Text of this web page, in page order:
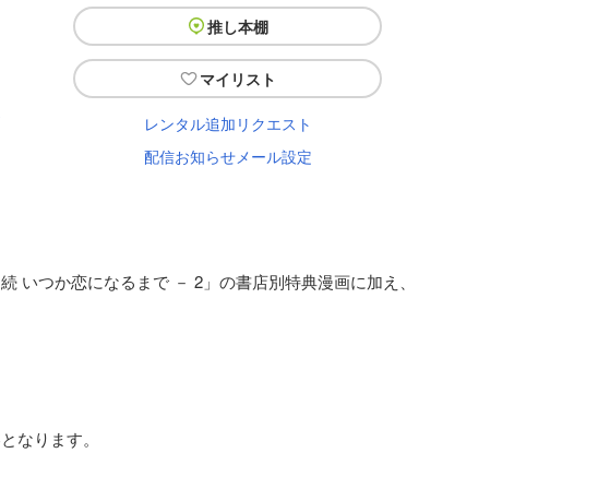
推し本棚
マイリスト
レンタル追加リクエスト
配信お知らせメール設定
いつか恋になるまで － 2」の書店別特典漫画に加え、
なります。